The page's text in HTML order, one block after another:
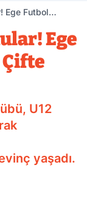
Ege Futbol
Ege
U12
yaşadı.